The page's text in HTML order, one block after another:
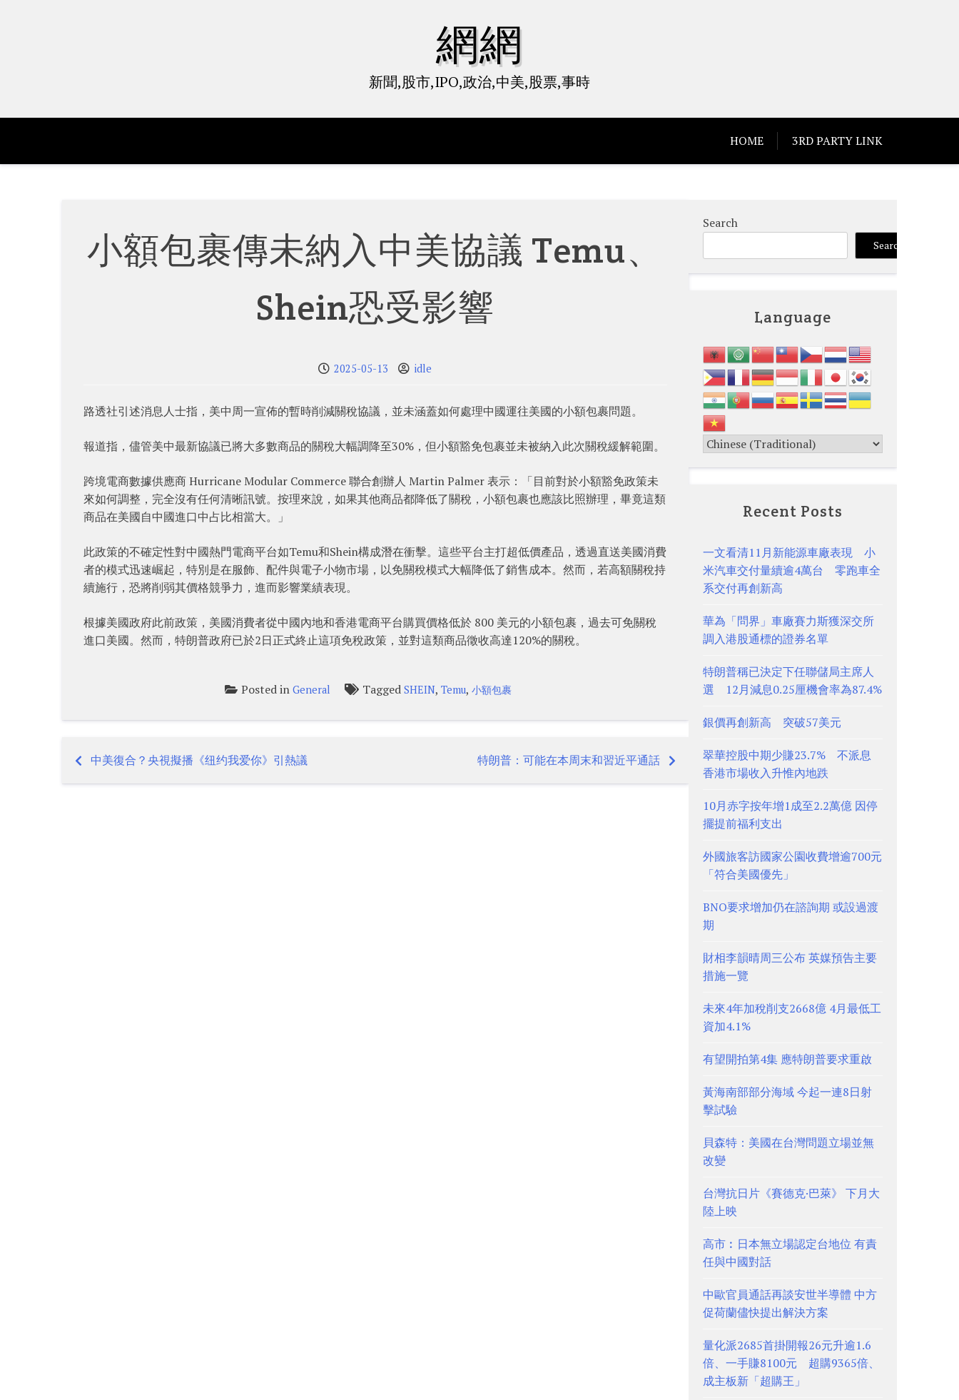
網網
新聞,股市,IPO,政治,中美,股票,事時
HOME 3RD PARTY LINK
小額包裹傳未納入中美協議 Temu、
Shein恐受影響
2025-05-13 idle
路透社引述消息人士指，美中周一宣佈的暫時削減關稅協議，並未涵蓋如何處理中國運往美國的小額包裹問題。
報道指，儘管美中最新協議已將大多數商品的關稅大幅調降至30%，但小額豁免包裹並未被納入此次關稅緩解範圍。
跨境電商數據供應商 Hurricane Modular Commerce 聯合創辦人 Martin Palmer 表示：「目前對於小額豁免政策未
來如何調整，完全沒有任何清晰訊號。按理來說，如果其他商品都降低了關稅，小額包裹也應該比照辦理，畢竟這類
商品在美國自中國進口中占比相當大。」
此政策的不確定性對中國熱門電商平台如Temu和Shein構成潛在衝擊。這些平台主打超低價產品，透過直送美國消費
者的模式迅速崛起，特別是在服飾、配件與電子小物市場，以免關稅模式大幅降低了銷售成本。然而，若高額關稅持
續施行，恐將削弱其價格競爭力，進而影響業績表現。
根據美國政府此前政策，美國消費者從中國內地和香港電商平台購買價格低於 800 美元的小額包裹，過去可免關稅
進口美國。然而，特朗普政府已於2日正式終止這項免稅政策，並對這類商品徵收高達120%的關稅。
Posted in General Tagged SHEIN, Temu, 小額包裹
Post
中美復合？央視擬播《纽约我爱你》引熱議 特朗普：可能在本周末和習近平通話
Search
Search
Language
Recent Posts
一文看清11月新能源車廠表現 小
米汽車交付量續逾4萬台 零跑車全
系交付再創新高
華為「問界」車廠賽力斯獲深交所
調入港股通標的證券名單
特朗普稱已決定下任聯儲局主席人
選 12月減息0.25厘機會率為87.4%
銀價再創新高 突破57美元
翠華控股中期少賺23.7% 不派息
香港市場收入升惟內地跌
10月赤字按年增1成至2.2萬億 因停
擺提前福利支出
外國旅客訪國家公園收費增逾700元
「符合美國優先」
BNO要求增加仍在諮詢期 或設過渡
期
財相李韻晴周三公布 英媒預告主要
措施一覽
未來4年加稅削支2668億 4月最低工
資加4.1%
有望開拍第4集 應特朗普要求重啟
黃海南部部分海域 今起一連8日射
擊試驗
貝森特：美國在台灣問題立場並無
改變
台灣抗日片《賽德克·巴萊》 下月大
陸上映
高市︰日本無立場認定台地位 有責
任與中國對話
中歐官員通話再談安世半導體 中方
促荷蘭儘快提出解決方案
量化派2685首掛開報26元升逾1.6
倍、一手賺8100元 超購9365倍、
成主板新「超購王」